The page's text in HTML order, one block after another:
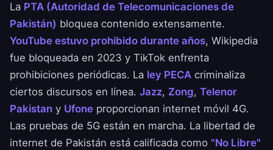
La PTA (Autoridad de Telecomunicaciones de
Pakistán) bloquea contenido extensamente.
YouTube estuvo prohibido durante años, Wikipedia
fue bloqueada en 2023 y TikTok enfrenta
prohibiciones periódicas. La ley PECA criminaliza
ciertos discursos en línea. Jazz, Zong, Telenor
Pakistan y Ufone proporcionan internet móvil 4G.
Las pruebas de 5G están en marcha. La libertad de
internet de Pakistán está calificada como "No Libre"